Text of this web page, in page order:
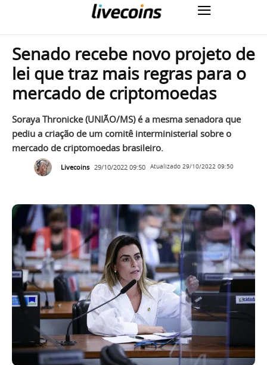
Senado recebe novo projeto de
lei que traz mais regras para o
mercado de criptomoedas
Soraya Thronicke (UNIÃO/MS) é a mesma senadora que
pediu a criação de um comitê interministerial sobre o
mercado de criptomoedas brasileiro.
Livecoins 29/10/2022 09:50 Atualizado 29/10/2022 09:50